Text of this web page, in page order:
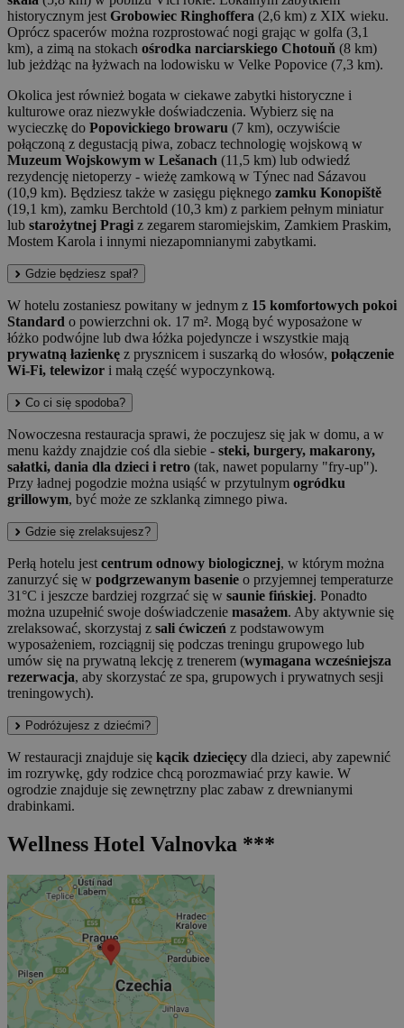
historycznym jest Grobowiec Ringhoffera (2,6 km) z XIX wieku.
Oprócz spacerów można rozprostować nogi grając w golfa (3,1
km), a zimą na stokach ośrodka narciarskiego Chotouň (8 km)
lub jeżdżąc na łyżwach na lodowisku w Velke Popovice (7,3 km).
Okolica jest również bogata w ciekawe zabytki historyczne i
kulturowe oraz niezwykłe doświadczenia. Wybierz się na
wycieczkę do Popovickiego browaru (7 km), oczywiście
połączoną z degustacją piwa, zobacz technologię wojskową w
Muzeum Wojskowym w Lešanach (11,5 km) lub odwiedź
rezydencję nietoperzy - wieżę zamkową w Týnec nad Sázavou
(10,9 km). Będziesz także w zasięgu pięknego zamku Konopiště
(19,1 km), zamku Berchtold (10,3 km) z parkiem pełnym miniatur
lub starożytnej Pragi z zegarem staromiejskim, Zamkiem Praskim,
Mostem Karola i innymi niezapomnianymi zabytkami.
Gdzie będziesz spał?
W hotelu zostaniesz powitany w jednym z 15 komfortowych pokoi
Standard o powierzchni ok. 17 m². Mogą być wyposażone w
łóżko podwójne lub dwa łóżka pojedyncze i wszystkie mają
prywatną łazienkę z prysznicem i suszarką do włosów, połączenie
Wi-Fi, telewizor i małą część wypoczynkową.
Co ci się spodoba?
Nowoczesna restauracja sprawi, że poczujesz się jak w domu, a w
menu każdy znajdzie coś dla siebie - steki, burgery, makarony,
sałatki, dania dla dzieci i retro (tak, nawet popularny "fry-up").
Przy ładnej pogodzie można usiąść w przytulnym ogródku
grillowym, być może ze szklanką zimnego piwa.
Gdzie się zrelaksujesz?
Perłą hotelu jest centrum odnowy biologicznej, w którym można
zanurzyć się w podgrzewanym basenie o przyjemnej temperaturze
31°C i jeszcze bardziej rozgrzać się w saunie fińskiej. Ponadto
można uzupełnić swoje doświadczenie masażem. Aby aktywnie się
zrelaksować, skorzystaj z sali ćwiczeń z podstawowym
wyposażeniem, rozciągnij się podczas treningu grupowego lub
umów się na prywatną lekcję z trenerem (wymagana wcześniejsza
rezerwacja, aby skorzystać ze spa, grupowych i prywatnych sesji
treningowych).
Podróżujesz z dziećmi?
W restauracji znajduje się kącik dziecięcy dla dzieci, aby zapewnić
im rozrywkę, gdy rodzice chcą porozmawiać przy kawie. W
ogrodzie znajduje się zewnętrzny plac zabaw z drewnianymi
drabinkami.
Wellness Hotel Valnovka ***